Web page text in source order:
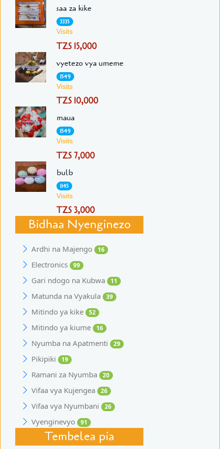
saa za kike
3335
Visits
TZS 15,000
vyetezo vya umeme
1549
Visits
TZS 10,000
maua
1549
Visits
TZS 7,000
bulb
1145
Visits
TZS 3,000
Bidhaa Nyenginezo
Ardhi na Majengo 16
Electronics 99
Gari ndogo na Kubwa 11
Matunda na Vyakula 39
Mitindo ya kike 52
Mitindo ya kiume 16
Nyumba na Apatmenti 29
Pikipiki 19
Ramani za Nyumba 20
Vifaa vya Kujengea 26
Vifaa vya Nyumbani 26
Vyenginevyo 91
Tembelea pia